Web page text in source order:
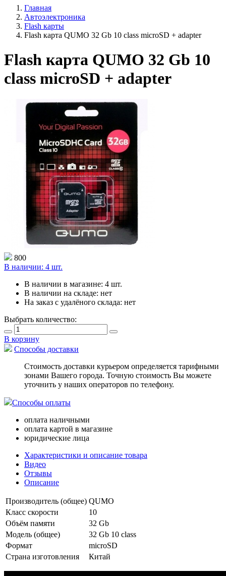
Главная
Автоэлектроника
Flash карты
Flash карта QUMO 32 Gb 10 class microSD + adapter
Flash карта QUMO 32 Gb 10
class microSD + adapter
800
В наличии: 4 шт.
В наличии в магазине: 4 шт.
В наличии на складе: нет
На заказ с удалёного склада: нет
Выбрать количество:
В корзину
Способы доставки
Стоимость доставки курьером определяется тарифными
зонами Вашего города. Точную стоимость Вы можете
уточнить у наших операторов по телефону.
Способы оплаты
оплата наличными
оплата картой в магазине
юридические лица
Характеристики и описание товара
Видео
Отзывы
Описание
Производитель (общее) QUMO
Класс скорости
10
Объём памяти
32 Gb
Модель (общее)
32 Gb 10 class
Формат
microSD
Страна изготовления
Китай